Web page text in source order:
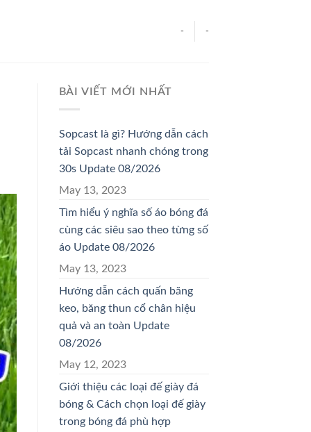
- -
BÀI VIẾT MỚI NHẤT
Sopcast là gì? Hướng dẫn cách
tải Sopcast nhanh chóng trong
30s Update 08/2026
May 13, 2023
Tìm hiểu ý nghĩa số áo bóng đá
cùng các siêu sao theo từng số
áo Update 08/2026
May 13, 2023
Hướng dẫn cách quấn băng
keo, băng thun cổ chân hiệu
quả và an toàn Update
08/2026
May 12, 2023
Giới thiệu các loại đế giày đá
bóng & Cách chọn loại đế giày
trong bóng đá phù hợp